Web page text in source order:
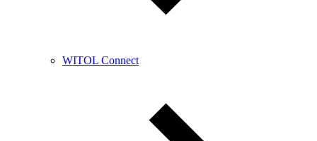
WITOL Connect